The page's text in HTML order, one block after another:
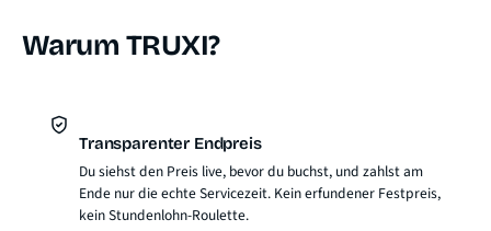
Warum TRUXI?
Transparenter Endpreis
Du siehst den Preis live, bevor du buchst, und zahlst am
Ende nur die echte Servicezeit. Kein erfundener Festpreis,
kein Stundenlohn-Roulette.